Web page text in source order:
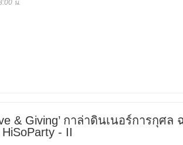
น.
& Giving’ กาล่าดินเนอร์การกุศล
- II